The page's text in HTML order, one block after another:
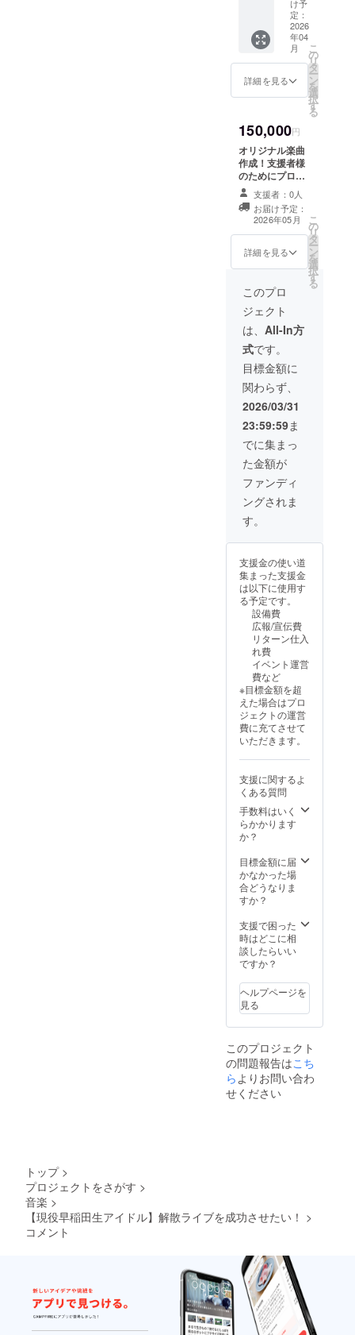
す。) ※
詳細に
ついて
は、
メール
にてご
連絡い
実施日
いて
は、3月
中旬〜
調整さ
せてい
ただき
セージ
付きダ
ンス動
画+推し
メン
バーと
のダン
(ダンス
ンの所
要時間
は30分
程度を
予定し
ていま
ついて
は、
にてご
連絡い
たしま
す。 ※
実施日
程につ
いて
は、3月
中旬〜
調整さ
せてい
ただき
ます。
け予
定：
2026
年04
月
詳細を見る
こ
の
リ
タ
ー
ン
を
選
択
す
る
150,000円
オリジナル楽曲
作成！支援者様
のためにプロ
デューサーが楽
曲を作成しま
す。 ・収録時
間：2分〜3分程
度 ・提供方法：
メールにURLを
支援者：0人
お届け予定：
2026年05月
詳細を見る
こ
の
リ
タ
ー
ン
を
選
択
す
る
このプロ
ジェクト
は、 All-In方
式です。
目標金額に
関わらず、
2026/03/31
23:59:59ま
でに集まっ
た金額が
ファンディ
ングされま
す。
支援金の使い道
集まった支援金
は以下に使用す
る予定です。
設備費
広報/宣伝費
リターン仕入
れ費
イベント運営
費など
※目標金額を超
えた場合はプロ
ジェクトの運営
費に充てさせて
いただきます。
支援に関するよ
くある質問
手数料はいく
らかかります
か？
目標金額に届
かなかった場
合どうなりま
すか？
支援で困った
時はどこに相
談したらいい
ですか？
ヘルプページを
見る
このプロジェクト
の問題報告はこち
らよりお問い合わ
せください
トップ >
プロジェクトをさがす >
音楽 >
【現役早稲田生アイドル】解散ライブを成功させたい！ >
コメント